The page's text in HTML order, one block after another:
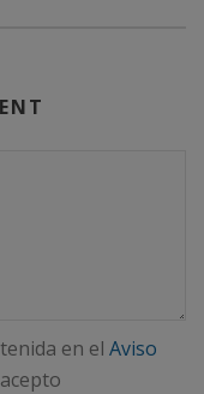
en el Aviso